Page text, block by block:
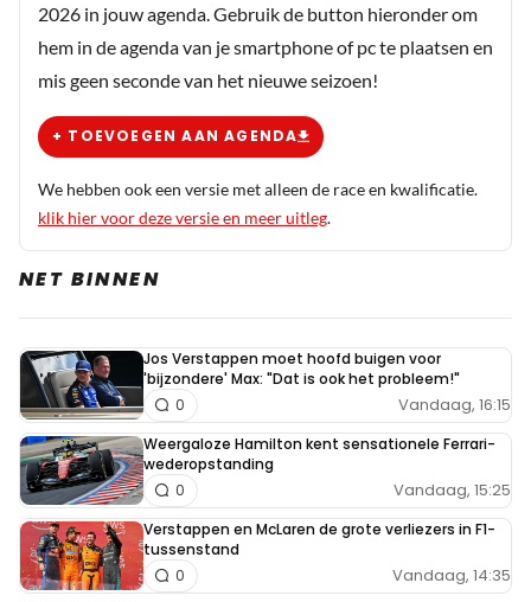
2026 in jouw agenda. Gebruik de button hieronder om
hem in de agenda van je smartphone of pc te plaatsen en
mis geen seconde van het nieuwe seizoen!
+ TOEVOEGEN AAN AGENDA
We hebben ook een versie met alleen de race en kwalificatie.
klik hier voor deze versie en meer uitleg.
NET BINNEN
Jos Verstappen moet hoofd buigen voor
'bijzondere' Max: "Dat is ook het probleem!"
Vandaag, 16:15
0
Weergaloze Hamilton kent sensationele Ferrari-
wederopstanding
Vandaag, 15:25
0
Verstappen en McLaren de grote verliezers in F1-
tussenstand
Vandaag, 14:35
0